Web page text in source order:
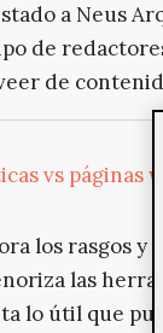
a Neus
de
de
vs páginas
los rasgos y
las
lo útil que